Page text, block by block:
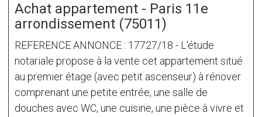
Achat appartement - Paris 11e
arrondissement (75011)
REFERENCE ANNONCE : 17727/18 - L'étude
notariale propose à la vente cet appartement situé
au premier étage (avec petit ascenseur) à rénover
comprenant une petite entrée, une salle de
douches avec WC, une cuisine, une pièce à vivre et